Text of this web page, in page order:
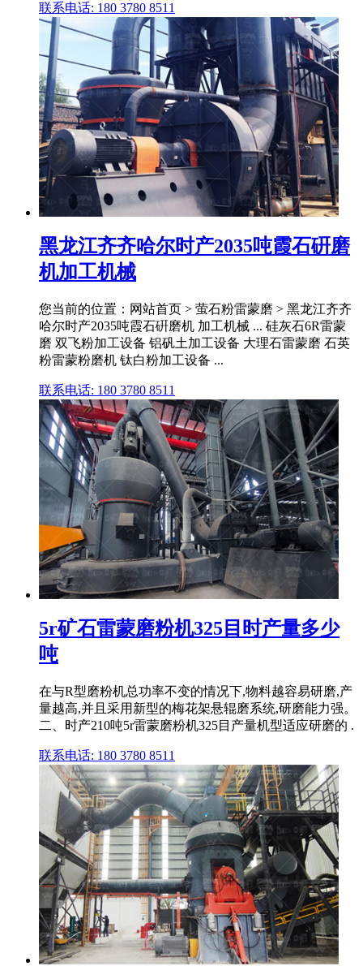
联系电话: 180 3780 8511
黑龙江齐齐哈尔时产2035吨霞石硏磨
机加工机械
您当前的位置：网站首页 > 萤石粉雷蒙磨 > 黑龙江齐齐
哈尔时产2035吨霞石硏磨机 加工机械 ... 硅灰石6R雷蒙
磨 双飞粉加工设备 铝矾土加工设备 大理石雷蒙磨 石英
粉雷蒙粉磨机 钛白粉加工设备 ...
联系电话: 180 3780 8511
5r矿石雷蒙磨粉机325目时产量多少
吨
在与R型磨粉机总功率不变的情况下,物料越容易研磨,产
量越高,并且采用新型的梅花架悬辊磨系统,研磨能力强。
二、时产210吨5r雷蒙磨粉机325目产量机型适应研磨的 .
联系电话: 180 3780 8511